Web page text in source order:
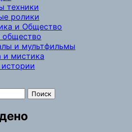
техники
ролики
и Общество
общество
и мультфильмы
и мистика